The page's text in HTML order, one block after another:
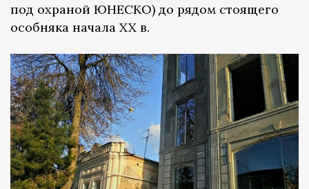
под охраной ЮНЕСКО) до рядом стоящего
особняка начала XX в.